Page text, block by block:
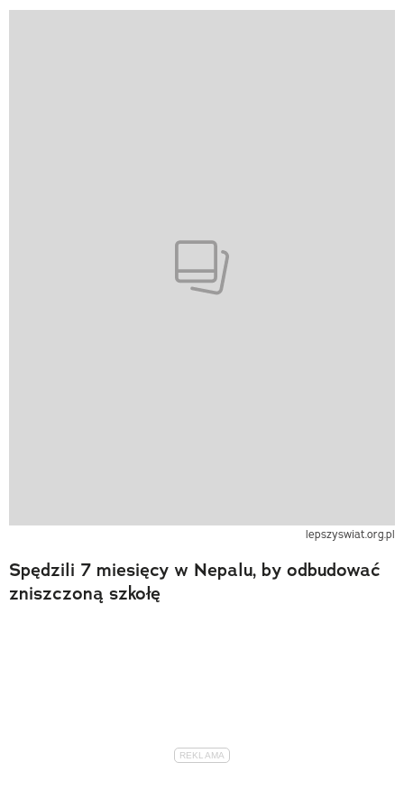
lepszyswiat.org.pl
Spędzili 7 miesięcy w Nepalu, by odbudować
zniszczoną szkołę